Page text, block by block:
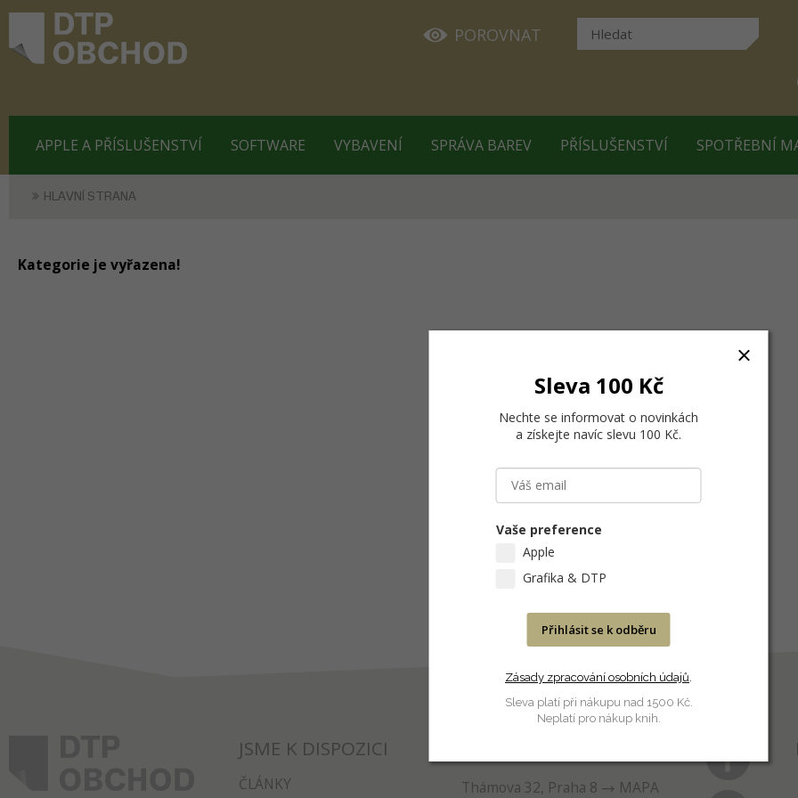
POROVNAT
APPLE A PŘÍSLUŠENSTVÍ SOFTWARE VYBAVENÍ SPRÁVA BAREV PŘÍSLUŠENSTVÍ SPOTŘEBNÍ
HLAVNÍ STRANA
Kategorie je vyřazena!
JSME K DISPOZICI
ČLÁNKY Thámova 32, Praha 8
MAPA
Sleva 100 Kč
Nechte se informovat o novinkách
a získejte navíc slevu 100 Kč.
Vaše preference
Apple
Grafika & DTP
Přihlásit se k odběru
Zásady zpracování osobních údajů.
Sleva platí při nákupu nad 1500 Kč.
Neplatí pro nákup knih.